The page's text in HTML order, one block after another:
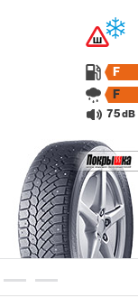
F
F
75 dB